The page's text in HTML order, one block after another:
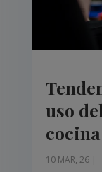
uso
cocina
10 MAR, 26|